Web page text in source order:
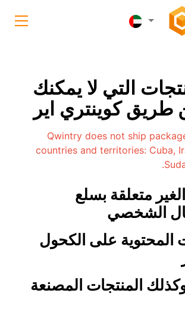
التي لا يمكنك
كوينتري اير
Qwintry does not ship
countries and territories: Cuba,
متعلقة بسلع
الشخصي
المحتوية على الكحول
وكذلك المنتجات المصنعة